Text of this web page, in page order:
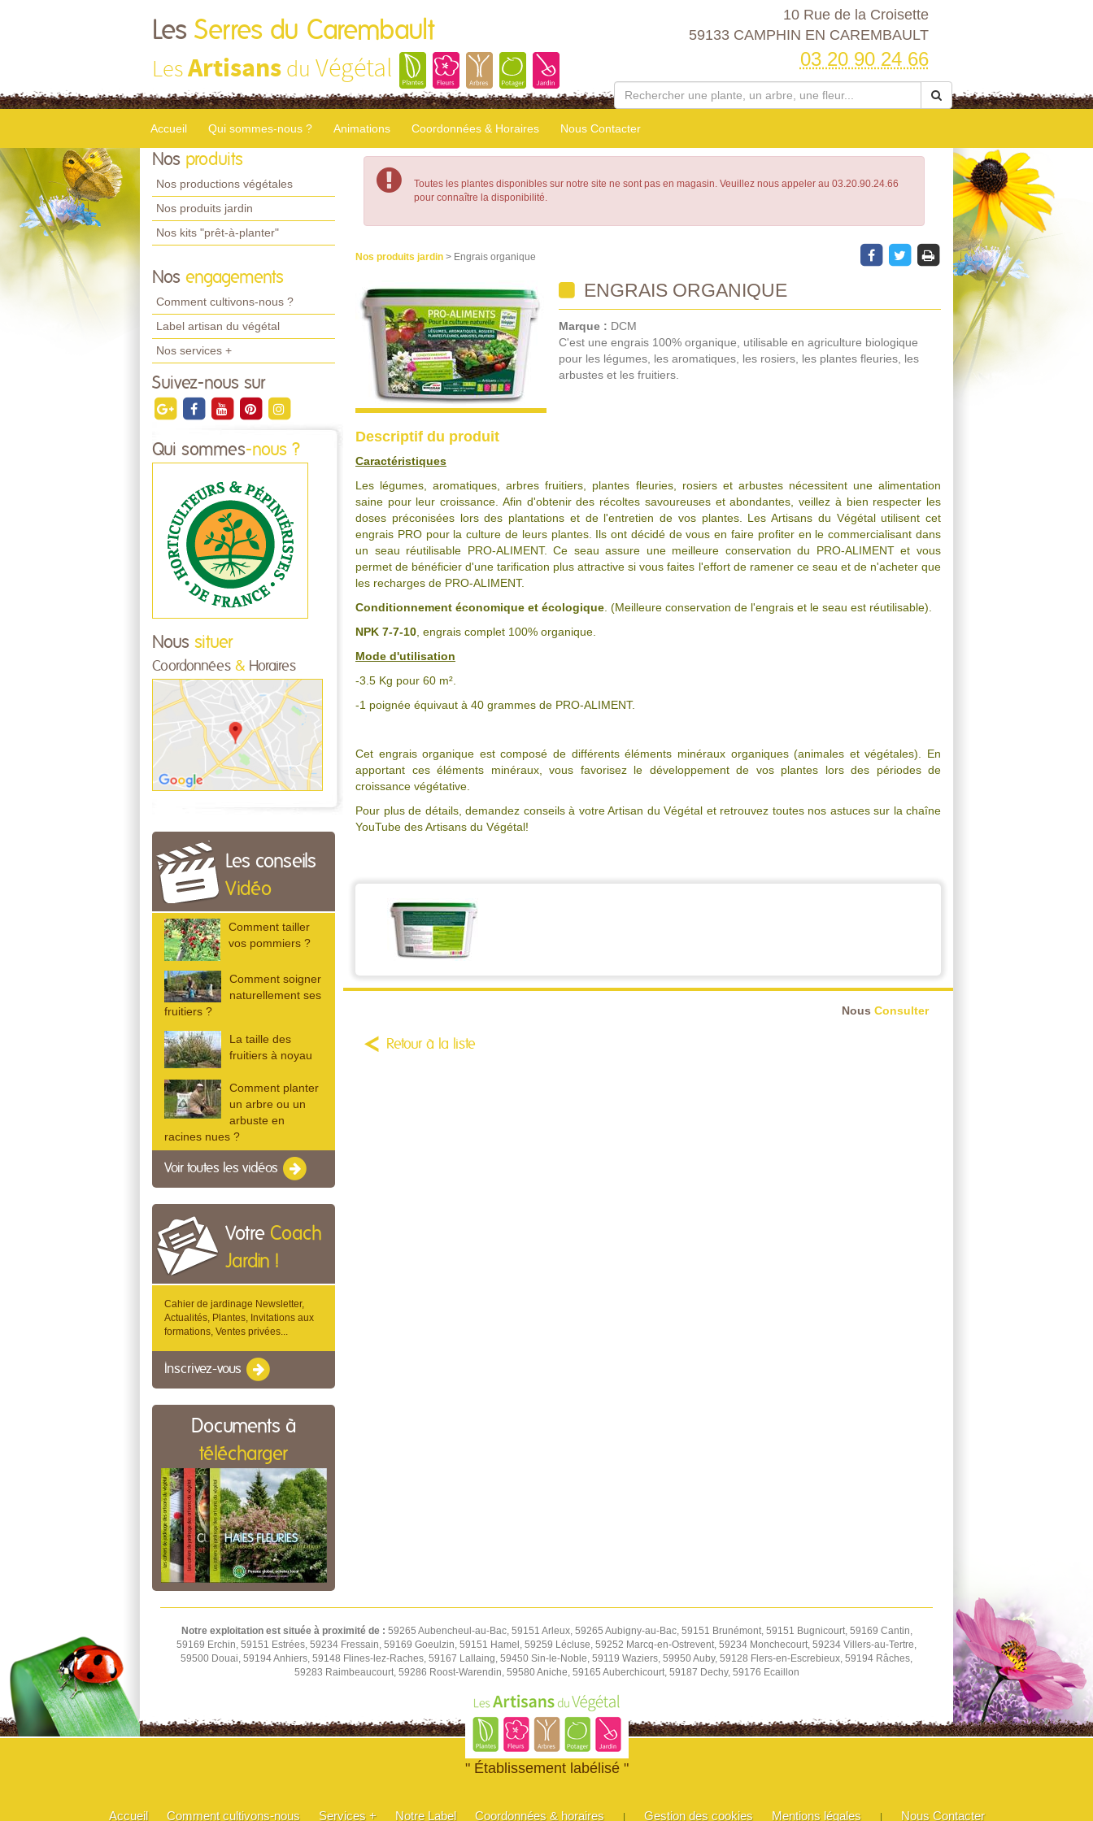
Les Serres du Carembault
LesArtisans du Végétal
10 Rue de la Croisette
59133 CAMPHIN EN CAREMBAULT
03 20 90 24 66
Accueil Qui sommes-nous ? Animations Coordonnées & Horaires Nous Contacter
Nos produits
Nos productions végétales
Nos produits jardin
Nos kits "prêt-à-planter"
Nos engagements
Comment cultivons-nous ?
Label artisan du végétal
Nos services +
Suivez-nous sur
Qui sommes-nous ?
Nous situer
Coordonnées & Horaires
Les conseils
Vidéo
Comment tailler
vos pommiers ?
Comment soigner
naturellement ses
fruitiers ?
La taille des
fruitiers à noyau
Comment planter
un arbre ou un
arbuste en
racines nues ?
Voir toutes les vidéos
Votre Coach
Jardin !
Cahier de jardinage Newsletter,
Actualités, Plantes, Invitations aux
formations, Ventes privées...
Inscrivez-vous
Documents à
télécharger
Toutes les plantes disponibles sur notre site ne sont pas en magasin. Veuillez nous appeler au 03.20.90.24.66
pour connaître la disponibilité.
Nos produits jardin > Engrais organique
ENGRAIS ORGANIQUE
Marque : DCM
C'est une engrais 100% organique, utilisable en agriculture biologique
pour les légumes, les aromatiques, les rosiers, les plantes fleuries, les
arbustes et les fruitiers.
Descriptif du produit
Caractéristiques
Les légumes, aromatiques, arbres fruitiers, plantes fleuries, rosiers et arbustes nécessitent une alimentation
saine pour leur croissance. Afin d'obtenir des récoltes savoureuses et abondantes, veillez à bien respecter les
doses préconisées lors des plantations et de l'entretien de vos plantes. Les Artisans du Végétal utilisent cet
engrais PRO pour la culture de leurs plantes. Ils ont décidé de vous en faire profiter en le commercialisant dans
un seau réutilisable PRO-ALIMENT. Ce seau assure une meilleure conservation du PRO-ALIMENT et vous
permet de bénéficier d'une tarification plus attractive si vous faites l'effort de ramener ce seau et de n'acheter que
les recharges de PRO-ALIMENT.
Conditionnement économique et écologique . (Meilleure conservation de l'engrais et le seau est réutilisable).
NPK 7-7-10 , engrais complet 100% organique.
Mode d'utilisation
-3.5 Kg pour 60 m².
-1 poignée équivaut à 40 grammes de PRO-ALIMENT.
Cet engrais organique est composé de différents éléments minéraux organiques (animales et végétales). En
apportant ces éléments minéraux, vous favorisez le développement de vos plantes lors des périodes de
croissance végétative.
Pour plus de détails, demandez conseils à votre Artisan du Végétal et retrouvez toutes nos astuces sur la chaîne
YouTube des Artisans du Végétal!
Nous Consulter
Retour à la liste
Notre exploitation est située à proximité de : 59265 Aubencheul-au-Bac, 59151 Arleux, 59265 Aubigny-au-Bac, 59151 Brunémont, 59151 Bugnicourt, 59169 Cantin,
59169 Erchin, 59151 Estrées, 59234 Fressain, 59169 Goeulzin, 59151 Hamel, 59259 Lécluse, 59252 Marcq-en-Ostrevent, 59234 Monchecourt, 59234 Villers-au-Tertre,
59500 Douai, 59194 Anhiers, 59148 Flines-lez-Raches, 59167 Lallaing, 59450 Sin-le-Noble, 59119 Waziers, 59950 Auby, 59128 Flers-en-Escrebieux, 59194 Râches,
59283 Raimbeaucourt, 59286 Roost-Warendin, 59580 Aniche, 59165 Auberchicourt, 59187 Dechy, 59176 Ecaillon
" Établissement labélisé "
Accueil Comment cultivons-nous Services + Notre Label Coordonnées & horaires | Gestion des cookies Mentions légales | Nous Contacter